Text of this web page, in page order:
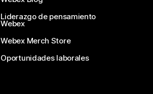
Liderazgo de pensamiento
Webex
Webex Merch Store
Oportunidades laborales